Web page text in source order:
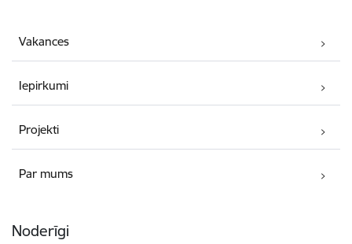
Vakances
Iepirkumi
Projekti
Par mums
Noderīgi